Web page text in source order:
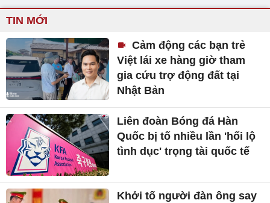
TIN MỚI
Cảm động các bạn trẻ
Việt lái xe hàng giờ tham
gia cứu trợ động đất tại
Nhật Bản
Liên đoàn Bóng đá Hàn
Quốc bị tố nhiều lần 'hối lộ
tình dục' trọng tài quốc tế
Khởi tố người đàn ông say